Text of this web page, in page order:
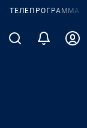
ТЕЛЕПРОГРАММА